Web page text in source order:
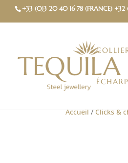
+33 (0)3 20 40 16 78 (FRANCE) +32
Accueil/Clicks &